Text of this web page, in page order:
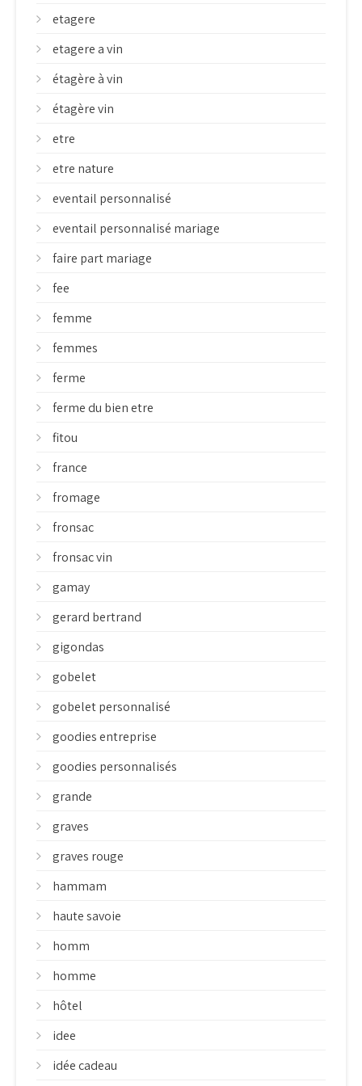
etagere
etagere a vin
étagère à vin
étagère vin
etre
etre nature
eventail personnalisé
eventail personnalisé mariage
faire part mariage
fee
femme
femmes
ferme
ferme du bien etre
fitou
france
fromage
fronsac
fronsac vin
gamay
gerard bertrand
gigondas
gobelet
gobelet personnalisé
goodies entreprise
goodies personnalisés
grande
graves
graves rouge
hammam
haute savoie
homm
homme
hôtel
idee
idée cadeau